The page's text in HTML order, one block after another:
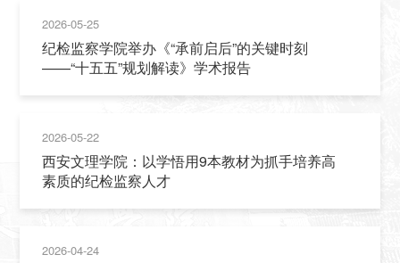
2026-05-25
纪检监察学院举办《“承前启后”的关键时刻
——“十五五”规划解读》学术报告
2026-05-22
西安文理学院：以学悟用9本教材为抓手培养高
素质的纪检监察人才
2026-04-24